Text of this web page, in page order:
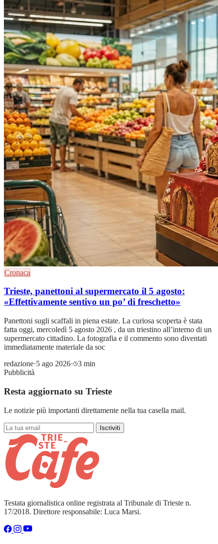
Cronaca
Trieste, panettoni al supermercato il 5 agosto:
«Effettivamente sentivo un po’ di freschetto»
Panettoni sugli scaffali in piena estate. La curiosa scoperta è stata
fatta oggi, mercoledì 5 agosto 2026 , da un triestino all’interno di un
supermercato cittadino. La fotografia e il commento sono diventati
immediatamente materiale da soc
redazione·5 ago 2026·
3 min
Pubblicità
Resta aggiornato su Trieste
Le notizie più importanti direttamente nella tua casella mail.
Iscriviti
Testata giornalistica online registrata al Tribunale di Trieste n.
17/2018. Direttore responsabile: Luca Marsi.